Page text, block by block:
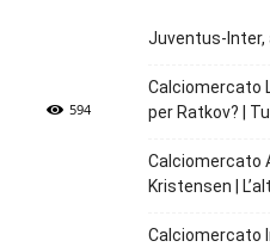
594
Juventus-Inter,
Calciomercato
per Ratkov? |
Calciomercato
Kristensen |
Calciomercato